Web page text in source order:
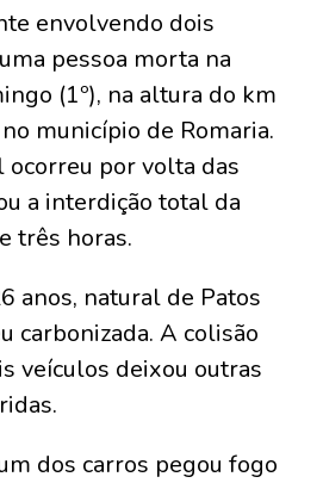
envolvendo dois
pessoa morta na
(1º), na altura do km
município de Romaria.
por volta das
a interdição total da
três horas.
anos, natural de Patos
carbonizada. A colisão
veículos deixou outras
dos carros pegou fogo